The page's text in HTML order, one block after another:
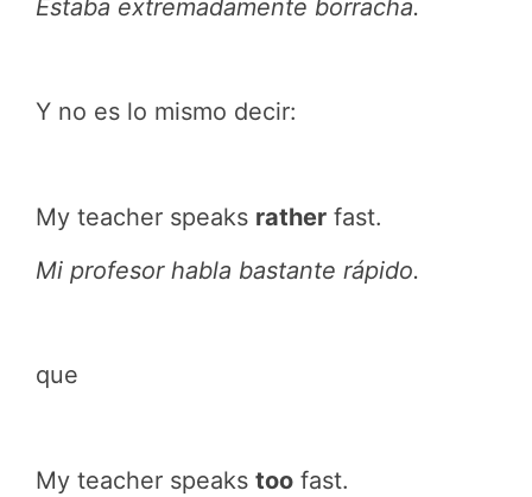
Estaba extremadamente borracha.
Y no es lo mismo decir:
My teacher speaks rather fast.
Mi profesor habla bastante rápido.
que
My teacher speaks too fast.